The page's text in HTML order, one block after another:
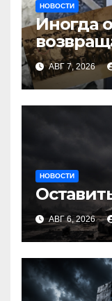
НОВОСТИ
Иногда
АВГ 7, 2026
НОВОСТИ
АВГ 6, 2026